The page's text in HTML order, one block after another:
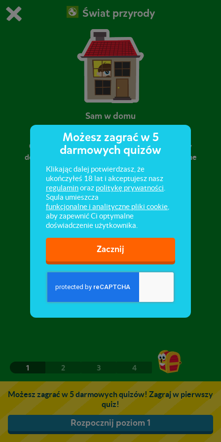
Grasz w wersję demonstracyjną Squli
Kup teraz!
0
Świat przyrody
Sam w domu
Czy wiesz czego nie można robić, gdy nie ma w
domu nikogo z dorosłych? Odpowiedz na to i inne
pytania w tej misji i sprawdź co wiesz!
1 2 3 4
Możesz zagrać w 5 darmowych quizów! Zagraj w pierwszy
quiz!
Rozpocznij poziom 1
Możesz zagrać w 5
darmowych quizów
Klikając dalej potwierdzasz, że
ukończyłeś 18 lat i akceptujesz nasz
regulaminoraz politykę prywatności
Squla umieszcza
funkcjonalne i analityczne pliki cookie
aby zapewnić Ci optymalne
doświadczenie użytkownika.
Zacznij